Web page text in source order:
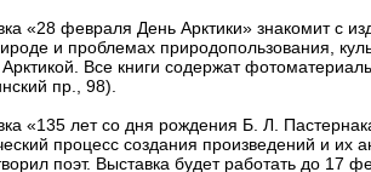
«28 февраля День Арктики» знакомит с
и проблемах природопользования,
Арктикой. Все книги содержат
пр., 98).
«135 лет со дня рождения Б. Л.
процесс создания произведений и
поэт. Выставка будет работать до 17